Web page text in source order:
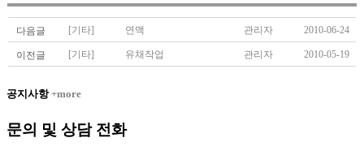
다음글 [기타] 연맥 관리자 2010-06-24
이전글 [기타] 유채작업 관리자 2010-05-19
공지사항+more
문의 및 상담 전화